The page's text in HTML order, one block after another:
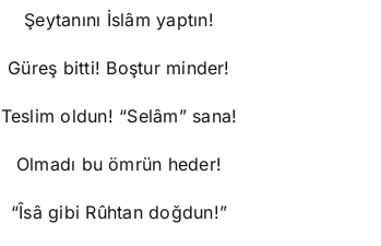
Şeytanını İslâm yaptın!
Güreş bitti! Boştur minder!
Teslim oldun! “Selâm” sana!
Olmadı bu ömrün heder!
“Îsâ gibi Rûhtan doğdun!”